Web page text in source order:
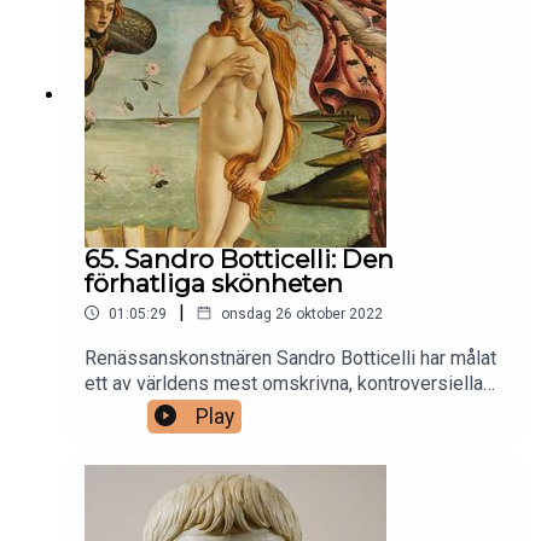
Elizabeth I av England, även kallad The Ermine
Portrait.Musik: Queen Elizabeth’s Pavan av John
Bull framförd av Thurston Dart
65. Sandro Botticelli: Den
förhatliga skönheten
01:05:29 | onsdag 26 oktober 2022
Renässanskonstnären Sandro Botticelli har målat
ett av världens mest omskrivna, kontroversiella
och populära konstverk. Vi går igenom hans
"händelselösa" liv, relationerna till Lorenzo il
Magnifico och Girolamo Savonarola, samt dyker
ner i frågan varför skönhet kan vara så
provocerande.Bild: Venus födelse (ca. 1484–
1486) av Sandro BotticelliMusik: O primavera,
Play